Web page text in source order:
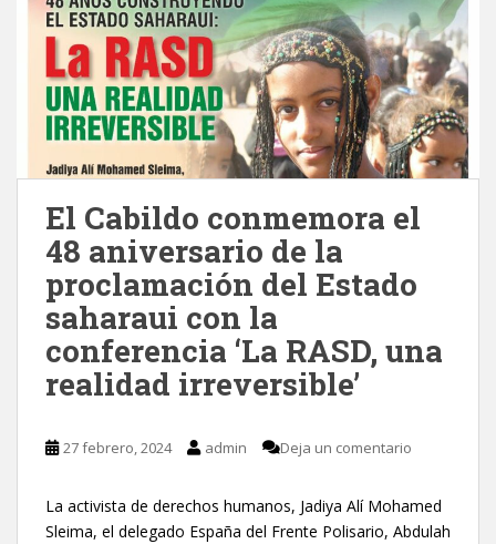
El Cabildo conmemora el
48 aniversario de la
proclamación del Estado
saharaui con la
conferencia ‘La RASD, una
realidad irreversible’
27 febrero, 2024 admin Deja un comentario
La activista de derechos humanos, Jadiya Alí Mohamed
Sleima, el delegado España del Frente Polisario, Abdulah